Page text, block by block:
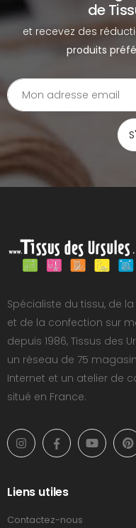
de
et recevez des
produits
Spécialiste du tissu, de
et de la confection sur
depuis 1986, Tissus des
un réseau de 75
Internet et un atelier de
situé en France.
Liens utiles
Contactez-nous